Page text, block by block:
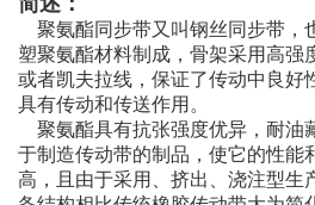
聚氨酯同步带又叫钢丝同步带，
塑聚氨酯材料制成，骨架采用高强
或者凯夫拉线，保证了传动中良好
具有传动和传送作用。
聚氨酯具有抗张强度优异，耐油
于制造传动带的制品，使它的性能
高，且由于采用、挤出、浇注型生